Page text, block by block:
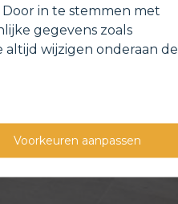
in te stemmen met
gegevens zoals
wijzigen onderaan de
Voorkeuren aanpassen